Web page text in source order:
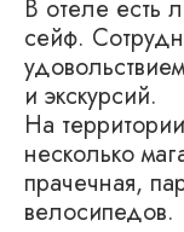
В отеле есть
сейф.
и экскурсий.
На
несколько
прачечная,
велосипедов.